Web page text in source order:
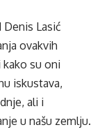
Denis Lasić
ovakvih
kako su oni
iskustava,
ali i
u našu zemlju.